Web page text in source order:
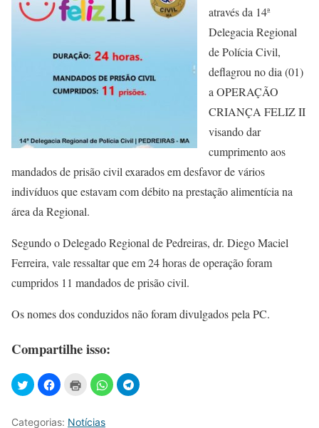
através da 14ª
Delegacia Regional
de Polícia Civil,
deflagrou no dia (01)
a OPERAÇÃO
CRIANÇA FELIZ II
visando dar
cumprimento aos
mandados de prisão civil exarados em desfavor de vários
indivíduos que estavam com débito na prestação alimentícia na
área da Regional.
Segundo o Delegado Regional de Pedreiras, dr. Diego Maciel
Ferreira, vale ressaltar que em 24 horas de operação foram
cumpridos 11 mandados de prisão civil.
Os nomes dos conduzidos não foram divulgados pela PC.
Compartilhe isso:
Categorias: Notícias